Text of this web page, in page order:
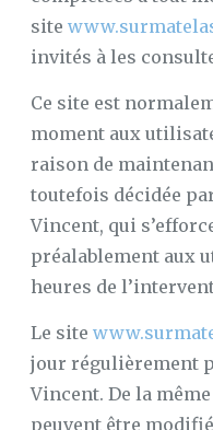
site
invités à les
Ce site est
moment aux
raison de
toutefois décidée
Vincent, qui
préalablement aux
heures de
Le site
jour régulièrement
Vincent. De la
peuvent être